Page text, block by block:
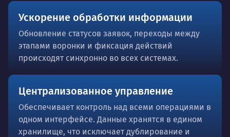
Ускорение обработки информации
Обновление статусов заявок, переходы между
этапами воронки и фиксация действий
происходят синхронно во всех системах.
Централизованное управление
Обеспечивает контроль над всеми операциями в
одном интерфейсе. Данные хранятся в едином
хранилище, что исключает дублирование и